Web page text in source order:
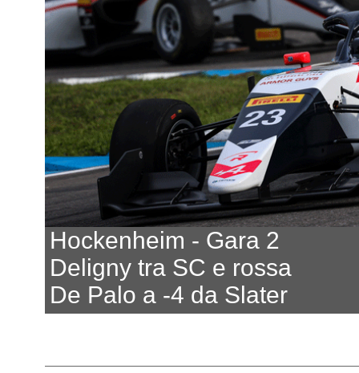
Hockenheim - Gara 2
Deligny tra SC e rossa
De Palo a -4 da Slater